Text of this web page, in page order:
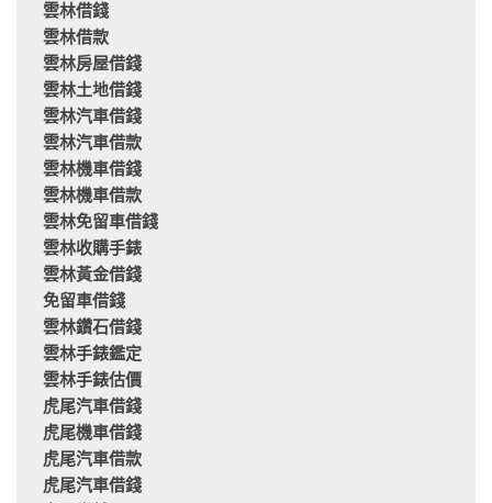
雲林借錢
雲林借款
雲林房屋借錢
雲林土地借錢
雲林汽車借錢
雲林汽車借款
雲林機車借錢
雲林機車借款
雲林免留車借錢
雲林收購手錶
雲林黃金借錢
免留車借錢
雲林鑽石借錢
雲林手錶鑑定
雲林手錶估價
虎尾汽車借錢
虎尾機車借錢
虎尾汽車借款
虎尾汽車借錢